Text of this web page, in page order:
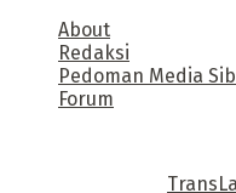
About
Redaksi
Pedoman Media
Forum